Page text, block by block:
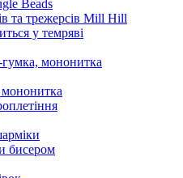
Beads
та трежерсів Mill Hill
у темряві
мононитка
бисером